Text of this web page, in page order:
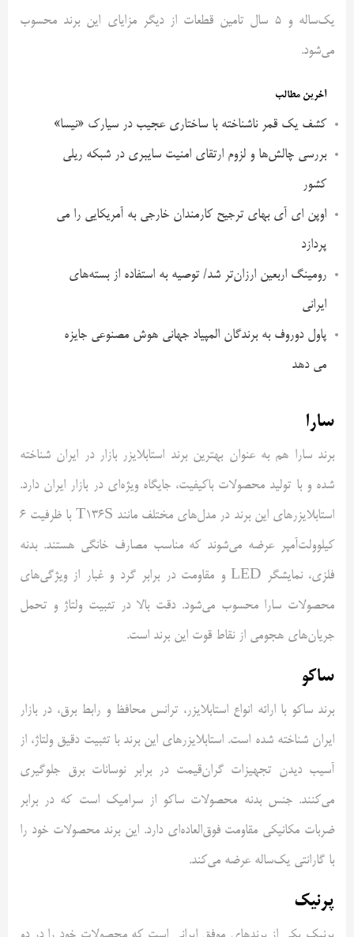
یک‌ساله و 5 سال تامین قطعات از دیگر مزایای این برند محسوب
می‌شود.
آخرین مطالب
کشف یک قمر ناشناخته با ساختاری عجیب در سیارک «نیسا»
بررسی چالش‌ها و لزوم ارتقای امنیت سایبری در شبکه ریلی
کشور
اوپن ای آی بهای ترجیح کارمندان خارجی به آمریکایی را می
پردازد
رومینگ اربعین ارزان‌تر شد/ توصیه به استفاده از بسته‌های
ایرانی
پاول دوروف به برندگان المپیاد جهانی هوش مصنوعی جایزه
می دهد
سارا
برند سارا هم به عنوان بهترین برند استابلایزر بازار در ایران شناخته
شده و با تولید محصولات باکیفیت، جایگاه ویژه‌ای در بازار ایران دارد.
استابلایزرهای این برند در مدل‌های مختلف مانند T136S
با ظرفیت 6
کیلوولت‌آمپر عرضه می‌شوند که مناسب مصارف خانگی هستند. بدنه
فلزی، نمایشگر LEDو مقاومت در برابر گرد و غبار از ویژگی‌های
محصولات سارا محسوب می‌شود. دقت بالا در تثبیت ولتاژ و تحمل
جریان‌های هجومی از نقاط قوت این برند است.
ساکو
برند ساکو با ارائه انواع استابلایزر، ترانس محافظ و رابط برق، در بازار
ایران شناخته شده است. استابلایزرهای این برند با تثبیت دقیق ولتاژ، از
آسیب دیدن تجهیزات گران‌قیمت در برابر نوسانات برق جلوگیری
می‌کنند. جنس بدنه محصولات ساکو از سرامیک است که در برابر
ضربات مکانیکی مقاومت فوق‌العاده‌ای دارد. این برند محصولات خود را
با گارانتی یک‌ساله عرضه می‌کند.
پرنیک